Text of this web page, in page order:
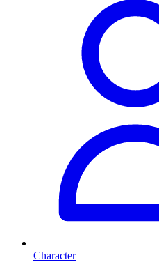
Character